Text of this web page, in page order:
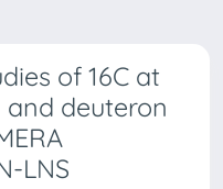
of 16C at
deuteron
LNS